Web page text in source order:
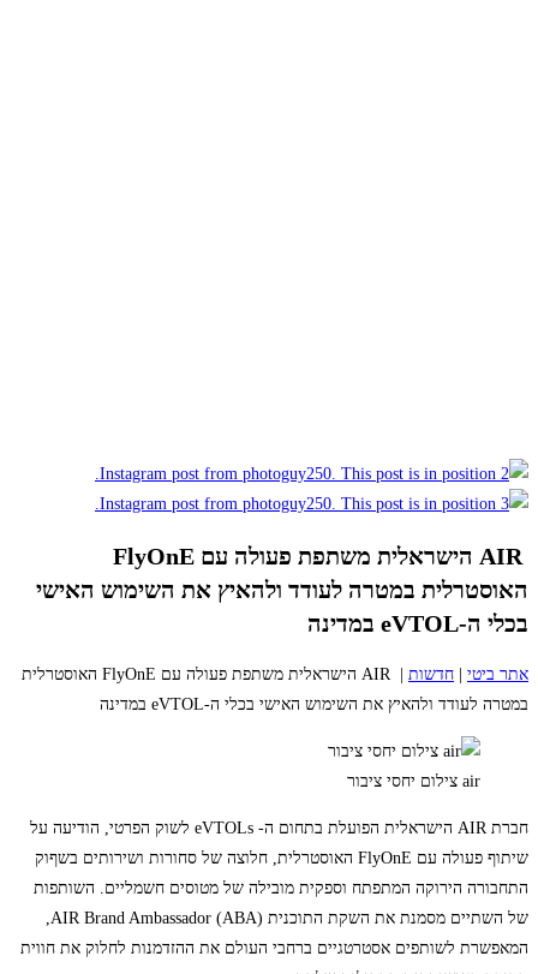
AIR הישראלית משתפת פעולה עם FlyOnE
האוסטרלית במטרה לעודד ולהאיץ את השימוש האישי
בכלי ה-eVTOL במדינה
אתר ביטי חדשות
AIR הישראלית משתפת פעולה עם FlyOnE האוסטרלית
במטרה לעודד ולהאיץ את השימוש האישי בכלי ה-eVTOL במדינה
air צילום יחסי ציבור
חברת AIR הישראלית הפועלת בתחום ה- eVTOLs לשוק הפרטי, הודיעה על
שיתוף פעולה עם FlyOnE האוסטרלית, חלוצה של סחורות ושירותים בשףוק
התחבורה הירוקה המתפתח וספקית מובילה של מטוסים חשמליים. השותפות
של השתיים מסמנת את השקת התוכנית AIR Brand Ambassador (ABA),
המאפשרת לשותפים אסטרטגיים ברחבי העולם את ההזדמנות לחלוק את חווית